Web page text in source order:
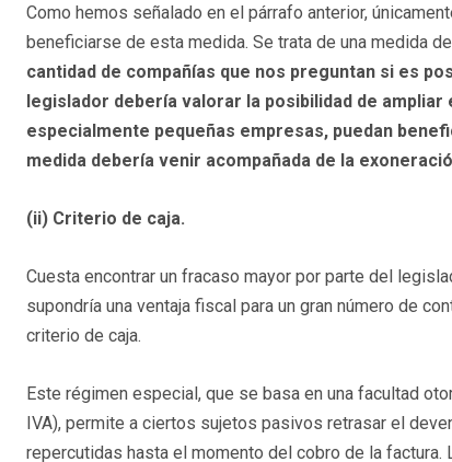
Como hemos señalado en el párrafo anterior,
beneficiarse de esta medida. Se trata de una medida
cantidad de compañías que nos preguntan si es
legislador debería valorar la posibilidad de
especialmente pequeñas empresas, puedan
medida debería venir acompañada de la
(ii) Criterio de caja.
Cuesta encontrar un fracaso mayor por parte del
supondría una ventaja fiscal para un gran número de
criterio de caja.
Este régimen especial, que se basa en una facultad
IVA), permite a ciertos sujetos pasivos retrasar el
repercutidas hasta el momento del cobro de la